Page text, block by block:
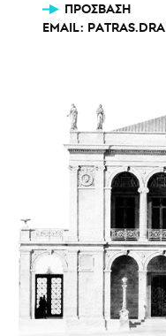
ΠΡΌΣΒΑΣΗ
EMAIL: